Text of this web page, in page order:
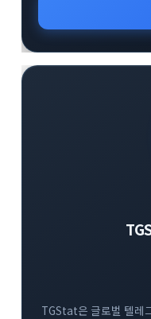
블록체인 기반의 플레
경험하고자 하는 사용
TGStat은 글로벌 텔레